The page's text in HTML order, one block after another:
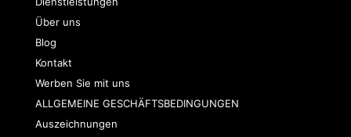
Über uns
Blog
Kontakt
Werben Sie mit uns
ALLGEMEINE GESCHÄFTSBEDINGUNGEN
Auszeichnungen